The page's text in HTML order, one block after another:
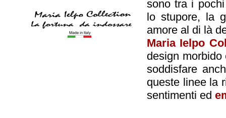
sono tra i
lo stupore, la
amore al di là
Maria Ielpo
design
soddisfare
queste linee la
sentimenti ed